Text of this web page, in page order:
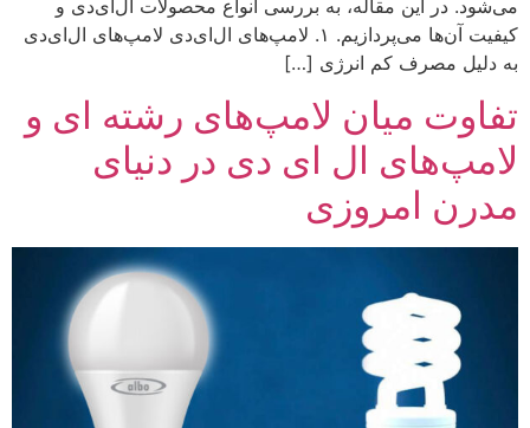
می‌شود. در این مقاله، به بررسی انواع محصولات ال‌ای‌دی و
کیفیت آن‌ها می‌پردازیم. ۱. لامپ‌های ال‌ای‌دی لامپ‌های ال‌ای‌دی
به دلیل مصرف کم انرژی […]
تفاوت میان لامپ‌های رشته‌ ای و
لامپ‌های ال‌ ای‌ دی در دنیای
مدرن امروزی